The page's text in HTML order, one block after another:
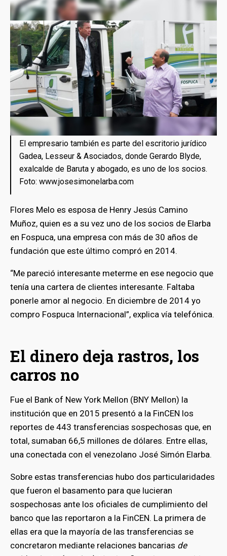
El empresario también es parte del escritorio jurídico
Gadea, Lesseur & Asociados, donde Gerardo Blyde,
exalcalde de Baruta y abogado, es uno de los socios.
Foto: www.josesimonelarba.com
Flores Melo es esposa de Henry Jesús Camino
Muñoz, quien es a su vez uno de los socios de Elarba
en Fospuca, una empresa con más de 30 años de
fundación que este último compró en 2014.
“Me pareció interesante meterme en ese negocio que
tenía una cartera de clientes interesante. Faltaba
ponerle amor al negocio. En diciembre de 2014 yo
compro Fospuca Internacional”, explica vía telefónica.
El dinero deja rastros, los
carros no
Fue el Bank of New York Mellon (BNY Mellon) la
institución que en 2015 presentó a la FinCEN los
reportes de 443 transferencias sospechosas que, en
total, sumaban 66,5 millones de dólares. Entre ellas,
una conectada con el venezolano José Simón Elarba.
Sobre estas transferencias hubo dos particularidades
que fueron el basamento para que lucieran
sospechosas ante los oficiales de cumplimiento del
banco que las reportaron a la FinCEN. La primera de
ellas era que la mayoría de las transferencias se
concretaron mediante relaciones bancarias de